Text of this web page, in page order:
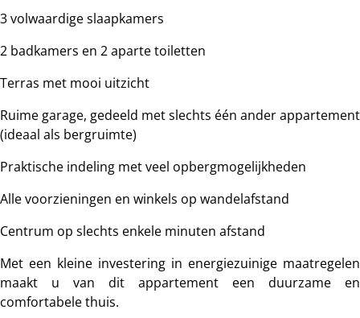
3 volwaardige slaapkamers
2 badkamers en 2 aparte toiletten
Terras met mooi uitzicht
Ruime garage, gedeeld met slechts één ander appartement
(ideaal als bergruimte)
Praktische indeling met veel opbergmogelijkheden
Alle voorzieningen en winkels op wandelafstand
Centrum op slechts enkele minuten afstand
Met een kleine investering in energiezuinige maatregelen
maakt u van dit appartement een duurzame en
comfortabele thuis.